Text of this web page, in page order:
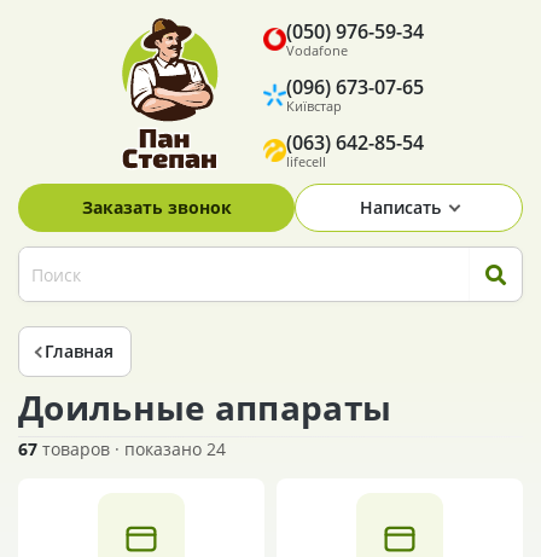
Vodafone
(050) 976-59-34
Київстар
(096) 673-07-65
lifecell
(063) 642-85-54
Заказать звонок Написать
Главная
Доильные аппараты
67 товаров · показано 24